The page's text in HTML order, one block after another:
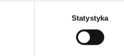
Statystyka